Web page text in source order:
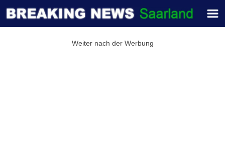
Weiter nach der Werbung